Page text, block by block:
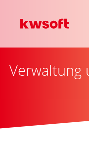
Verwaltung